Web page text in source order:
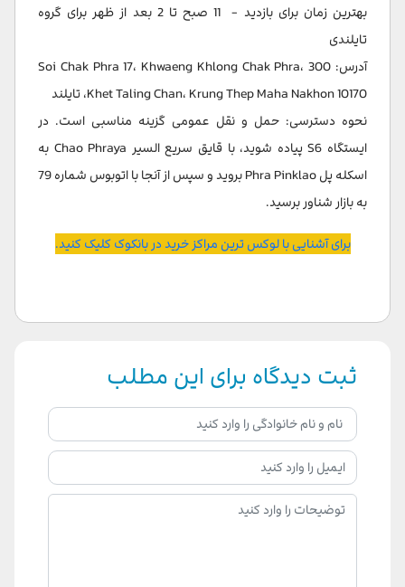
بهترین زمان برای بازدید - 11 صبح تا 2 بعد از ظهر برای گروه
تایلندی
آدرس: 300 Soi Chak Phra 17، Khwaeng Khlong Chak Phra،
Khet Taling Chan، Krung Thep Maha Nakhon 10170، تایلند
نحوه دسترسی: حمل و نقل عمومی گزینه مناسبی است. در
ایستگاه S6 پیاده شوید، با قایق سریع السیر Chao Phraya به
اسکله پل Phra Pinklao بروید و سپس از آنجا با اتوبوس شماره 79
به بازار شناور برسید.
برای آشنایی با لوکس ترین مراکز خرید در بانکوک کلیک کنید.
ثبت دیدگاه برای این مطلب